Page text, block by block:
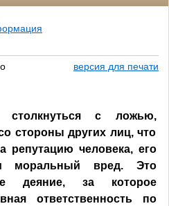
версия для печати
столкнуться с ложью,
стороны других лиц, что
репутацию человека, его
моральный вред. Это
деяние, за которое
ответственность по